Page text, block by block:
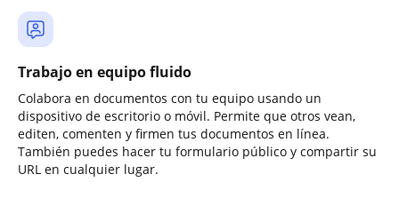
Trabajo en equipo fluido
Colabora en documentos con tu equipo usando un
dispositivo de escritorio o móvil. Permite que otros vean,
editen, comenten y firmen tus documentos en línea.
También puedes hacer tu formulario público y compartir su
URL en cualquier lugar.